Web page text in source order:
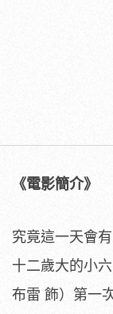
《電影簡介》
究竟這一天會
十二歲大的小
布雷 飾）第一